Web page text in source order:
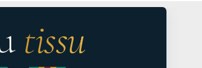
tissu